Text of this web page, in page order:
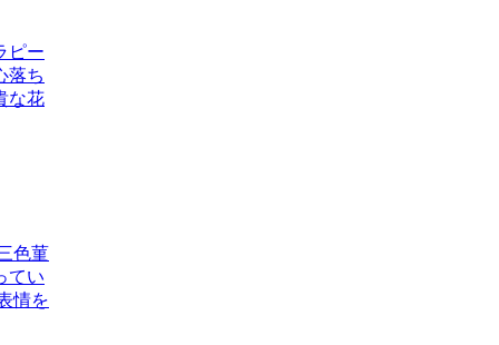
ピー
落ち
な花
色菫
てい
情を